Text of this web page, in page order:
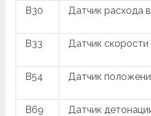
B30 Датчик расхода
B33 Датчик
B54 Датчик
B69 Датчик